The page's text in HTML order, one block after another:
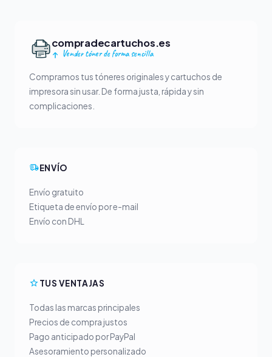
compradecartuchos.es
Vender tóner de forma sencilla
Compramos tus tóneres originales y cartuchos de
impresora sin usar. De forma justa, rápida y sin
complicaciones.
ENVÍO
Envío gratuito
Etiqueta de envío por e-mail
Envío con DHL
TUS VENTAJAS
Todas las marcas principales
Precios de compra justos
Pago anticipado por PayPal
Asesoramiento personalizado